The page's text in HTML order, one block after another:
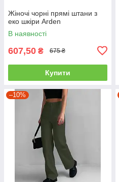
Жіночі чорні прямі штани з
еко шкіри Arden
В наявності
607,50 ₴ 675 ₴
Купити
–10%